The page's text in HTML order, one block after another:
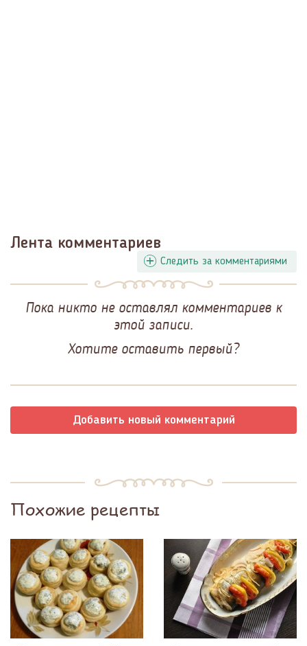
Лента комментариев
Следить за комментариями
Пока никто не оставлял комментариев к
этой записи.
Хотите оставить первый?
Добавить новый комментарий
Похожие рецепты